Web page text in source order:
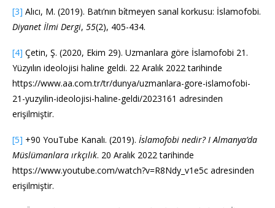
[3] Alıcı, M. (2019). Batı’nın bi̇tmeyen sanal korkusu: İslamofobi.
Diyanet İlmi Dergi, 55(2), 405-434.
[4] Çetin, Ş. (2020, Ekim 29). Uzmanlara göre İslamofobi 21.
Yüzyılın ideolojisi haline geldi. 22 Aralık 2022 tarihinde
https://www.aa.com.tr/tr/dunya/uzmanlara-gore-islamofobi-
21-yuzyilin-ideolojisi-haline-geldi/2023161 adresinden
erişilmiştir.
[5] +90 YouTube Kanalı. (2019). İslamofobi nedir? I Almanya’da
Müslümanlara ırkçılık. 20 Aralık 2022 tarihinde
https://www.youtube.com/watch?v=R8Ndy_v1e5c adresinden
erişilmiştir.